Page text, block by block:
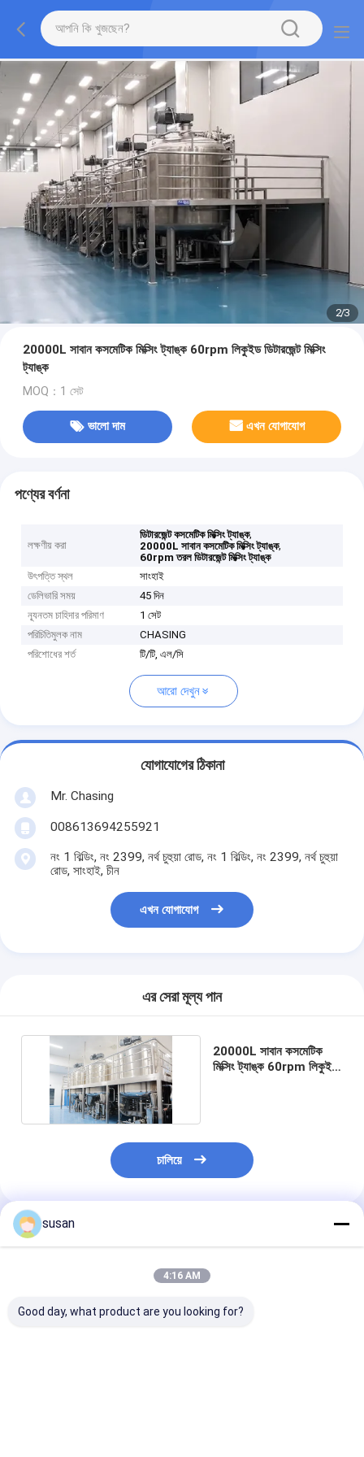
2/3
20000L সাবান কসমেটিক মিক্সিং ট্যাঙ্ক 60rpm লিকুইড ডিটারজেন্ট মিক্সিং
ট্যাঙ্ক
MOQ：1 সেট
ভালো দাম এখন যোগাযোগ
পণ্যের বর্ণনা
লক্ষণীয় করা
ডিটারজেন্ট কসমেটিক মিক্সিং ট্যাঙ্ক,
20000L সাবান কসমেটিক মিক্সিং ট্যাঙ্ক,
60rpm তরল ডিটারজেন্ট মিক্সিং ট্যাঙ্ক
উৎপত্তি স্থল
সাংহাই
ডেলিভারি সময়
45 দিন
ন্যূনতম চাহিদার পরিমাণ
1 সেট
পরিচিতিমুলক নাম
CHASING
পরিশোধের শর্ত
টি/টি, এল/সি
আরো দেখুন
যোগাযোগের ঠিকানা
Mr. Chasing
008613694255921
নং 1 বিল্ডিং, নং 2399, নর্থ চুহুয়া রোড, নং 1 বিল্ডিং, নং 2399, নর্থ চুহুয়া
রোড, সাংহাই, চীন
এখন যোগাযোগ
এর সেরা মূল্য পান
20000L সাবান কসমেটিক
মিক্সিং ট্যাঙ্ক 60rpm লিকুইড
চালিয়ে
প্রস্তাবিত পণ্য
susan
4:16 AM
Good day, what product are you looking for?